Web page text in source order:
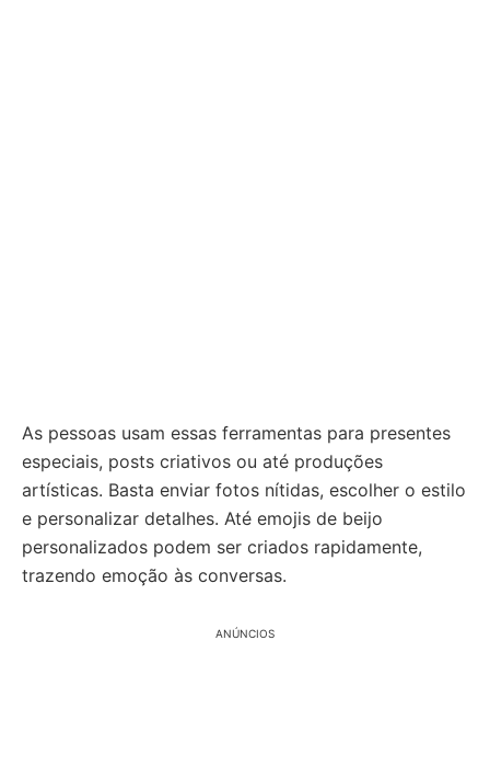
As pessoas usam essas ferramentas para presentes
especiais, posts criativos ou até produções
artísticas. Basta enviar fotos nítidas, escolher o estilo
e personalizar detalhes. Até emojis de beijo
personalizados podem ser criados rapidamente,
trazendo emoção às conversas.
ANÚNCIOS